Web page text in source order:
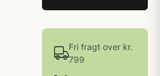
Fri fragt over kr.
799